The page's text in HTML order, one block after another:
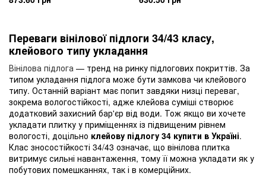
Переваги вінілової підлоги 34/43 класу,
клейового типу укладання
Вінілова підлога — тренд на ринку підлогових покриттів. За
типом укладання підлога може бути замкова чи клейового
типу. Останній варіант має попит завдяки низці переваг,
зокрема вологостійкості, адже клейова суміші створює
додатковий захисний бар'єр від води. Тож якщо ви хочете
укладати плитку у приміщеннях із підвищеним рівнем
вологості, доцільно клейову підлогу 34 купити в Україні.
Клас зносостійкості 34/43 означає, що вінілова плитка
витримує сильні навантаження, тому її можна укладати як у
побутових помешканнях, так і в комерційних.